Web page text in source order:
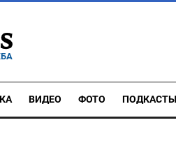
ВИДЕО ФОТО ПОДКАСТЫ